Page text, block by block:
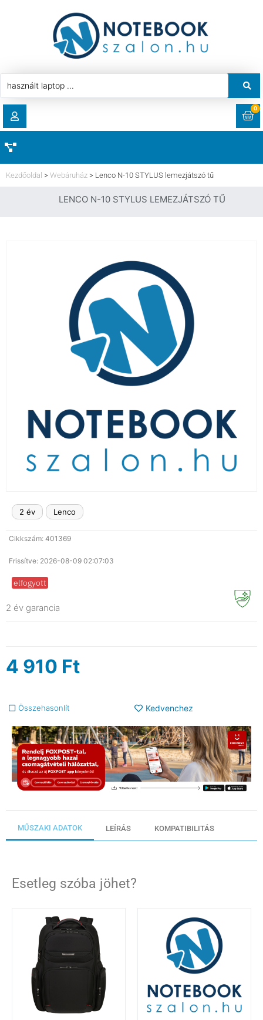
ELFELEJTETT JELSZÓ
0
HASZNÁLT LAPTOP
AKCIÓ
LAPTOP ALKATRÉSZ
LAPTOP SZERVIZ
Kezdőoldal > Webáruház > Lenco N-10 STYLUS lemezjátszó tű
LENCO N-10 STYLUS LEMEZJÁTSZÓ TŰ
2 év Lenco
Cikkszám: 401369
Frissítve: 2026-08-09 02:07:03
elfogyott
2 év garancia
4 910 Ft
Összehasonlít Kedvenchez
MŰSZAKI ADATOK LEÍRÁS KOMPATIBILITÁS
Esetleg szóba jöhet?